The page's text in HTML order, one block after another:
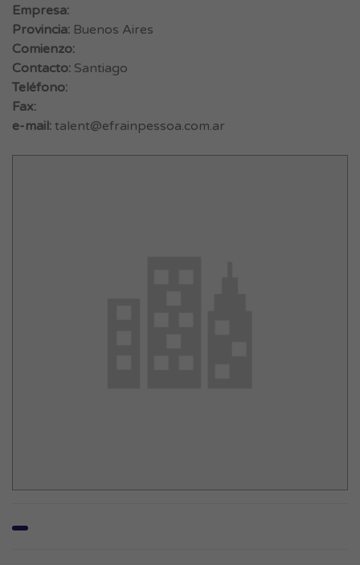
Empresa:
Provincia: Buenos Aires
Comienzo:
Contacto: Santiago
Teléfono:
Fax:
e-mail: talent@efrainpessoa.com.ar